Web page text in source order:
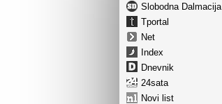
Slobodna Dalmacija
Tportal
Net
Index
Dnevnik
24sata
Novi list